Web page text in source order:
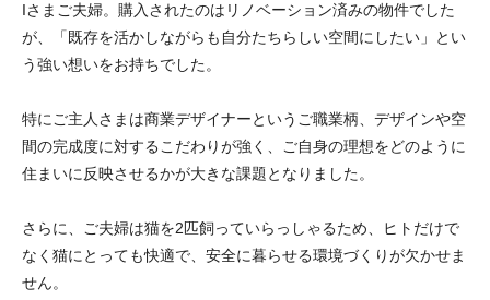
Iさまご夫婦。購入されたのはリノベーション済みの物件でした
が、「既存を活かしながらも自分たちらしい空間にしたい」とい
う強い想いをお持ちでした。
特にご主人さまは商業デザイナーというご職業柄、デザインや空
間の完成度に対するこだわりが強く、ご自身の理想をどのように
住まいに反映させるかが大きな課題となりました。
さらに、ご夫婦は猫を2匹飼っていらっしゃるため、ヒトだけで
なく猫にとっても快適で、安全に暮らせる環境づくりが欠かせま
せん。